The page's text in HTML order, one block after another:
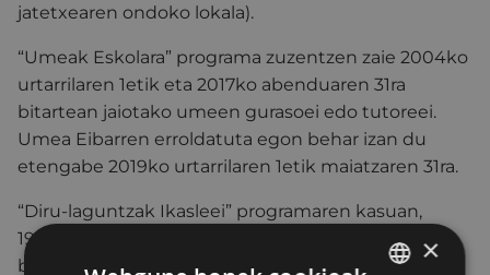
jatetxearen ondoko lokala).
“Umeak Eskolara” programa zuzentzen zaie 2004ko
urtarrilaren 1etik eta 2017ko abenduaren 31ra
bitartean jaiotako umeen gurasoei edo tutoreei.
Umea Eibarren erroldatuta egon behar izan du
etengabe 2019ko urtarrilaren 1etik maiatzaren 31ra.
“Diru-laguntzak Ikasleei” programaren kasuan,
1994ko urtarrilaren 1etik 2003ko abenduaren 31ra
bitartean jaiotako ikasleek eskatu ahal izango
×